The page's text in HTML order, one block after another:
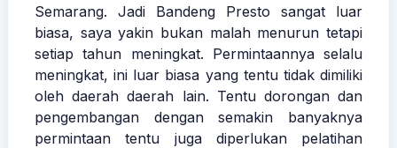
Semarang. Jadi Bandeng Presto sangat luar
biasa, saya yakin bukan malah menurun tetapi
setiap tahun meningkat. Permintaannya selalu
meningkat, ini luar biasa yang tentu tidak dimiliki
oleh daerah daerah lain. Tentu dorongan dan
pengembangan dengan semakin banyaknya
permintaan tentu juga diperlukan pelatihan